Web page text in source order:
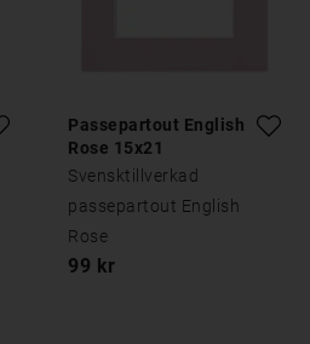
Passepartout English
Rose 15x21
Svensktillverkad
passepartout English
Rose
99 kr